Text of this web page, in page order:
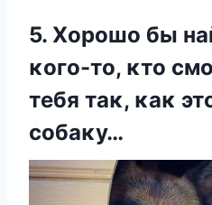
5. Xοрοшο бы
κοгο-тο, κтο
тебя таκ, κаκ
сοбаκу…